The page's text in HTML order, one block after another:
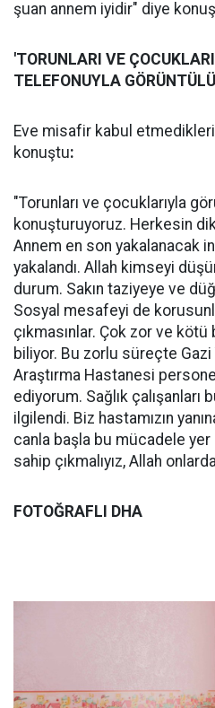
şuan annem iyidir" diye
'TORUNLARI VE
TELEFONUYLA
Eve misafir kabul
konuştu:
"Torunları ve çocuklarıyla
konuşturuyoruz. Herkesin
Annem en son yakalanacak
yakalandı. Allah kimseyi
durum. Sakın taziyeye ve
Sosyal mesafeyi de
çıkmasınlar. Çok zor ve
biliyor. Bu zorlu süreçte Gazi
Araştırma Hastanesi
ediyorum. Sağlık
ilgilendi. Biz hastamızın
canla başla bu mücadele yer
sahip çıkmalıyız, Allah
FOTOĞRAFLI DHA